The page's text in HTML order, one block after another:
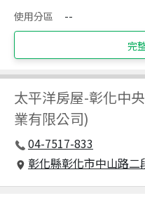
使用分區
--
完
太平洋房屋-彰化中
業有限公司)
04-7517-833
彰化縣彰化市中山路二